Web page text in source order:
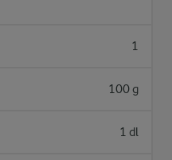
1
100 g
1 dl